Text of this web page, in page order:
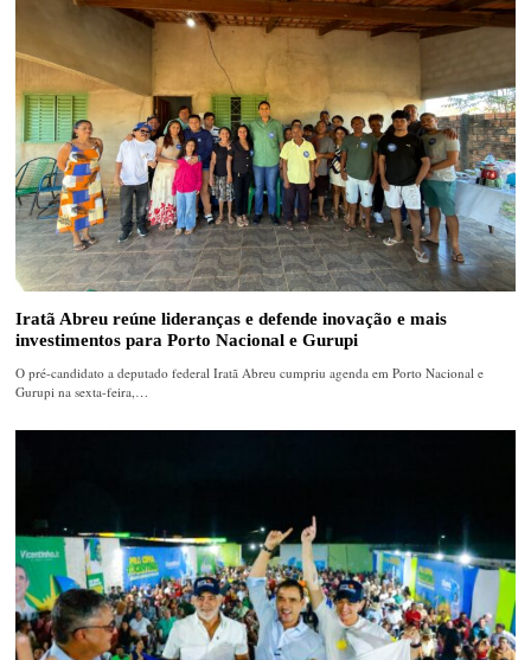
Iratã Abreu reúne lideranças e defende inovação e mais
investimentos para Porto Nacional e Gurupi
O pré-candidato a deputado federal Iratã Abreu cumpriu agenda em Porto Nacional e
Gurupi na sexta-feira,…